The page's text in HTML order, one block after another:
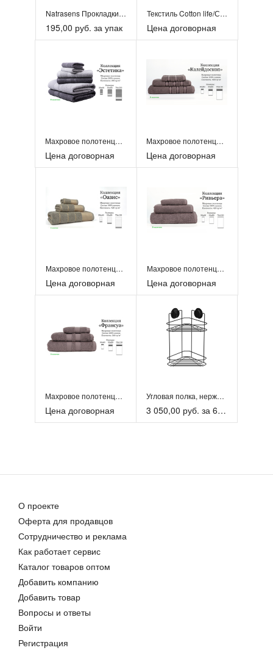
Natrasens Прокладки гигиенические биоразлагаемые ультрато...
195,00 руб. за упак
Текстиль Cotton life/СТМ по заказу под вашей ТМ
Цена договорная
Махровое полотенце Cotton life "Эстетика"
Цена договорная
Махровое полотенце Cotton life "Калейдоскоп"
Цена договорная
Махровое полотенце Cotton life "Оазис"
Цена договорная
Махровое полотенце Cotton life "Ривьера"
Цена договорная
Махровое полотенце Cotton life "Франсуа"
Цена договорная
Угловая полка, нержавеющая сталь, для ванной комнаты, BOO...
3 050,00 руб. за 6шт
О проекте
Оферта для продавцов
Сотрудничество и реклама
Как работает сервис
Каталог товаров оптом
Добавить компанию
Добавить товар
Вопросы и ответы
Войти
Регистрация